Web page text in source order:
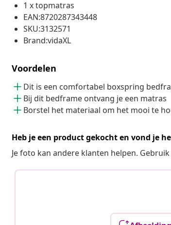
1 x topmatras
EAN:8720287343448
SKU:3132571
Brand:vidaXL
Voordelen
Dit is een comfortabel boxspring
Bij dit bedframe ontvang je een matras
Borstel het materiaal om het mooi te
Heb je een product gekocht en vond je
Je foto kan andere klanten helpen.